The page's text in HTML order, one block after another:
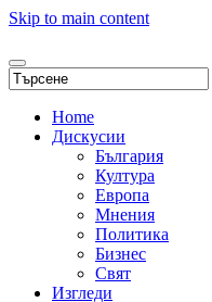
Skip to main content
Home
Дискусии
България
Култура
Европа
Мнения
Политика
Бизнес
Свят
Изгледи